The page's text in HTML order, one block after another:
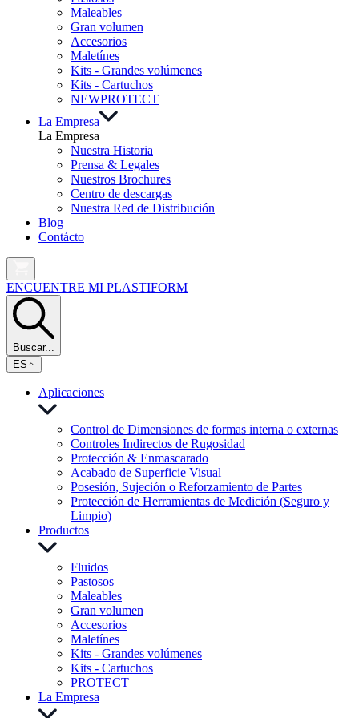
Maleables
Gran volumen
Accesorios
Maletínes
Kits - Grandes volúmenes
Kits - Cartuchos
NEWPROTECT
La Empresa
La Empresa
Nuestra Historia
Prensa & Legales
Nuestros Brochures
Centro de descargas
Nuestra Red de Distribución
Blog
Contácto
ENCUENTRE MI PLASTIFORM
Buscar...
ES
Aplicaciones
Control de Dimensiones de formas interna o externas
Controles Indirectos de Rugosidad
Protección & Enmascarado
Acabado de Superficie Visual
Posesión, Sujeción o Reforzamiento de Partes
Protección de Herramientas de Medición (Seguro y
Limpio)
Productos
Fluidos
Pastosos
Maleables
Gran volumen
Accesorios
Maletínes
Kits - Grandes volúmenes
Kits - Cartuchos
PROTECT
La Empresa